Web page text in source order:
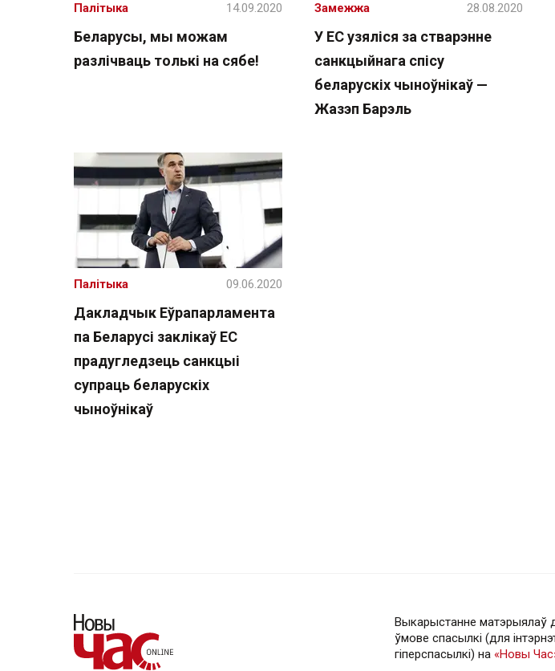
Беларусы, мы можам
разлічваць толькі на сябе!
Палітыка 14.09.2020
У ЕС узяліся за стварэнне
санкцыйнага спісу
беларускіх чыноўнікаў —
Жазэп Барэль
Замежжа 28.08.2020
Дакладчык Еўрапарламента
па Беларусі заклікаў ЕС
прадугледзець санкцыі
супраць беларускіх
чыноўнікаў
Палітыка 09.06.2020
Выкарыстанне матэрыялаў
ўмове спасылкі (для
гiперспасылкi) на «Новы